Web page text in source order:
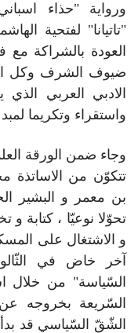
ورواية "حذاء
"تاتيانا" لفتحية
العودة بالشراكة مع
ضيوف الشرف وكل
الادبي العربي
واستقراء وتكريما
وجاء ضمن الورقة
تتكوّن من الاساتذة
بن معمر و البشير
تحوّلا نوعيّا ، كتابة
و الاشتغال على
آخر خاض في
السّياسة" من خلال
السّريعة بخروجه
الشّقّ السّياسي قد